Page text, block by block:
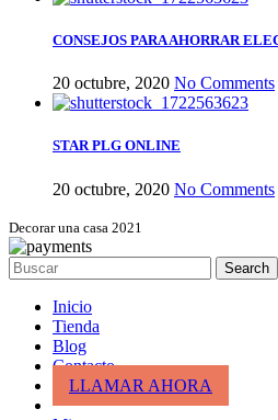
CONSEJOS PARA AHORRAR
20 octubre, 2020 No Comments
STAR PLG ONLINE
20 octubre, 2020 No Comments
Decorar una casa 2021
Search
Inicio
Tienda
Blog
Contacto
LLAMAR AHORA